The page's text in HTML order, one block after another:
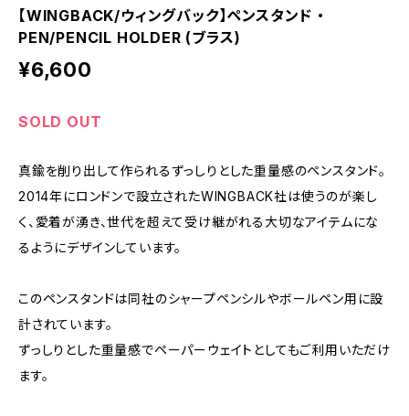
【WINGBACK/ウィングバック】ペンスタンド ・
PEN/PENCIL HOLDER (ブラス)
¥6,600
SOLD OUT
真鍮を削り出して作られるずっしりとした重量感のペンスタンド。
2014年にロンドンで設立されたWINGBACK社は使うのが楽し
く、愛着が湧き、世代を超えて受け継がれる大切なアイテムにな
るようにデザインしています。
このペンスタンドは同社のシャープペンシルやボールペン用に設
計されています。
ずっしりとした重量感でペーパーウェイトとしてもご利用いただけ
ます。